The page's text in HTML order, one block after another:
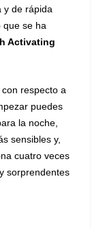
y de rápida
que se ha
Activating
respecto a
puedes
la noche,
sensibles y,
cuatro veces
sorprendentes